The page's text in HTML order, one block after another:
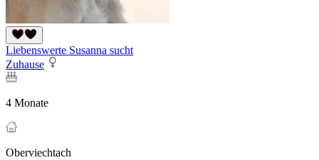
Liebenswerte Susanna sucht
Zuhause
4 Monate
Oberviechtach